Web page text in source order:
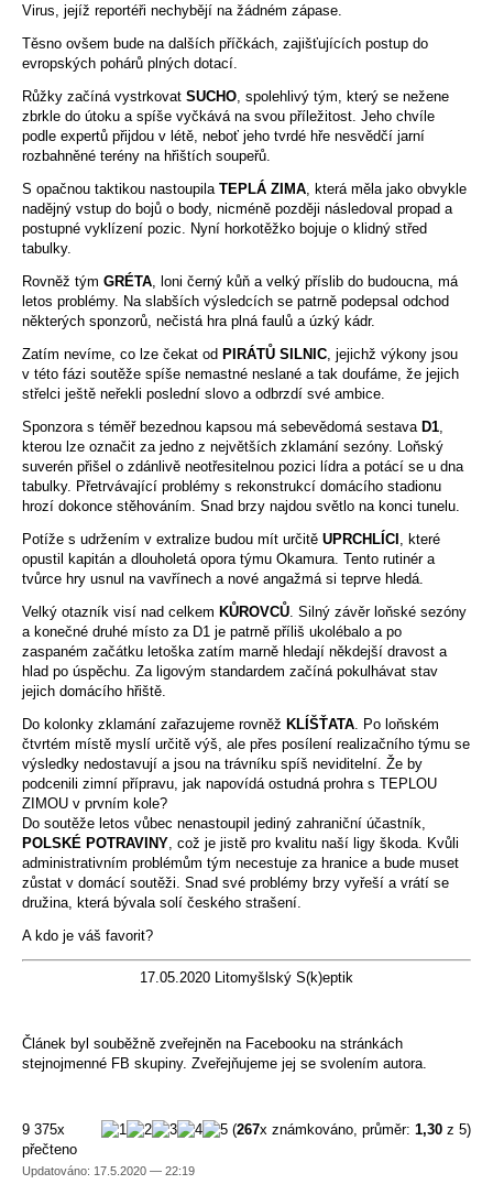
Virus, jejíž reportéři nechybějí na žádném zápase.
Těsno ovšem bude na dalších příčkách, zajišťujících postup do
evropských pohárů plných dotací.
Růžky začíná vystrkovat SUCHO , spolehlivý tým, který se nežene
zbrkle do útoku a spíše vyčkává na svou příležitost. Jeho chvíle
podle expertů přijdou v létě, neboť jeho tvrdé hře nesvědčí jarní
rozbahněné terény na hřištích soupeřů.
S opačnou taktikou nastoupila TEPLÁ ZIMA , která měla jako obvykle
nadějný vstup do bojů o body, nicméně později následoval propad a
postupné vyklízení pozic. Nyní horkotěžko bojuje o klidný střed
tabulky.
Rovněž tým GRÉTA , loni černý kůň a velký příslib do budoucna, má
letos problémy. Na slabších výsledcích se patrně podepsal odchod
některých sponzorů, nečistá hra plná faulů a úzký kádr.
Zatím nevíme, co lze čekat od PIRÁTŮ SILNIC , jejichž výkony jsou
v této fázi soutěže spíše nemastné neslané a tak doufáme, že jejich
střelci ještě neřekli poslední slovo a odbrzdí své ambice.
Sponzora s téměř bezednou kapsou má sebevědomá sestava D1
kterou lze označit za jedno z největších zklamání sezóny. Loňský
suverén přišel o zdánlivě neotřesitelnou pozici lídra a potácí se u dna
tabulky. Přetrvávající problémy s rekonstrukcí domácího stadionu
hrozí dokonce stěhováním. Snad brzy najdou světlo na konci tunelu.
Potíže s udržením v extralize budou mít určitě UPRCHLÍCI
, které
opustil kapitán a dlouholetá opora týmu Okamura. Tento rutinér a
tvůrce hry usnul na vavřínech a nové angažmá si teprve hledá.
Velký otazník visí nad celkem KŮROVCŮ . Silný závěr loňské sezóny
a konečné druhé místo za D1 je patrně příliš ukolébalo a po
zaspaném začátku letoška zatím marně hledají někdejší dravost a
hlad po úspěchu. Za ligovým standardem začíná pokulhávat stav
jejich domácího hřiště.
Do kolonky zklamání zařazujeme rovněž KLÍŠŤATA . Po loňském
čtvrtém místě myslí určitě výš, ale přes posílení realizačního týmu se
výsledky nedostavují a jsou na trávníku spíš neviditelní. Že by
podcenili zimní přípravu, jak napovídá ostudná prohra s TEPLOU
ZIMOU v prvním kole?
Do soutěže letos vůbec nenastoupil jediný zahraniční účastník,
POLSKÉ POTRAVINY , což je jistě pro kvalitu naší ligy škoda. Kvůli
administrativním problémům tým necestuje za hranice a bude muset
zůstat v domácí soutěži. Snad své problémy brzy vyřeší a vrátí se
družina, která bývala solí českého strašení.
A kdo je váš favorit?
17.05.2020 Litomyšlský S(k)eptik
Článek byl souběžně zveřejněn na Facebooku na stránkách
stejnojmenné FB skupiny. Zveřejňujeme jej se svolením autora.
(267x známkováno, průměr: 1,30 z 5)
9 375x
přečteno
Updatováno: 17.5.2020 — 22:19